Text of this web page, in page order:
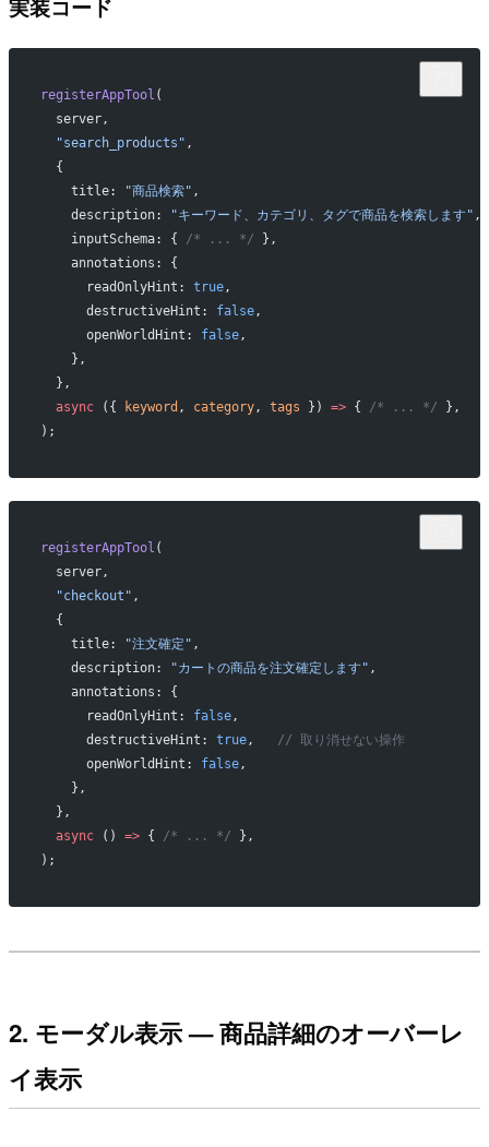
registerAppTool (
  server,
  "search_products"
,
  {
    title:
"商品検索" ,
    description:
"キーワード、カテゴリ、タグで商品を検索します" ,
    inputSchema: {
/* ... */ },
    annotations: {
      readOnlyHint:
true,
      destructiveHint:
false,
      openWorldHint:
false,
    },
  },
  async
({ keyword , category, tags }) => { /* ... */ },
);
registerAppTool (
  server,
  "checkout"
,
  {
    title:
"注文確定" ,
    description:
"カートの商品を注文確定します" ,
    annotations: {
      readOnlyHint:
false,
      destructiveHint:
true, // 取り消せない操作
      openWorldHint:
false,
    },
  },
  async
() => { /* ... */ },
);
2. モーダル表示 — 商品詳細のオーバーレ
イ表示